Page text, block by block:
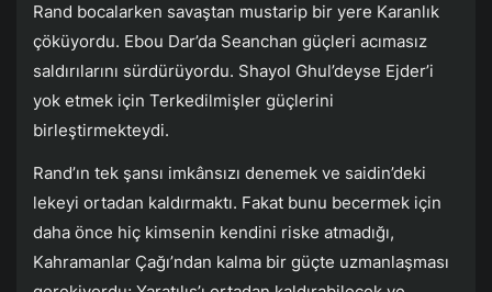
Rand bocalarken savaştan mustarip bir yere Karanlık
çöküyordu. Ebou Dar’da Seanchan güçleri acımasız
saldırılarını sürdürüyordu. Shayol Ghul’deyse Ejder’i
yok etmek için Terkedilmişler güçlerini
birleştirmekteydi.
Rand’ın tek şansı imkânsızı denemek ve saidin’deki
lekeyi ortadan kaldırmaktı. Fakat bunu becermek için
daha önce hiç kimsenin kendini riske atmadığı,
Kahramanlar Çağı’ndan kalma bir güçte uzmanlaşması